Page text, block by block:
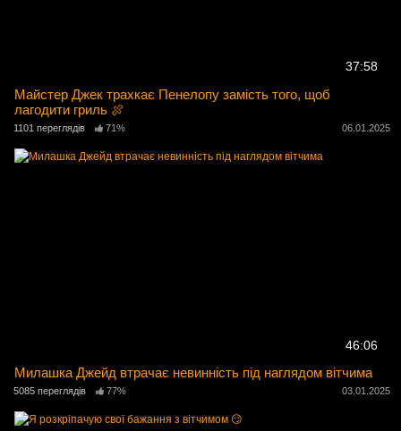
37:58
Майстер Джек трахкає Пенелопу замість того, щоб
лагодити гриль 🍖
1101 переглядів 71% 06.01.2025
46:06
Милашка Джейд втрачає невинність під наглядом вітчима
5085 переглядів 77% 03.01.2025